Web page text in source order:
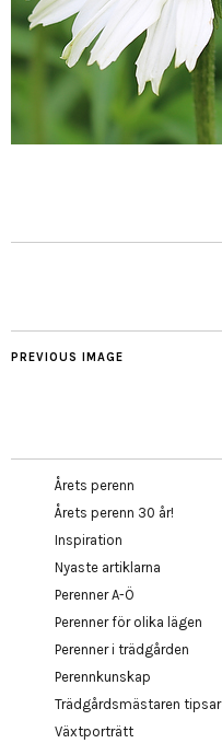
PREVIOUS IMAGE
Årets perenn
Årets perenn 30 år!
Inspiration
Nyaste artiklarna
Perenner A-Ö
Perenner för olika lägen
Perenner i trädgården
Perennkunskap
Trädgårdsmästaren tipsar
Växtporträtt